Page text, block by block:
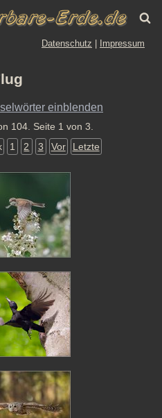
Datenschutz Impressum
einblenden
104. Seite 1 von 3.
1 2 3 Vor Letzte